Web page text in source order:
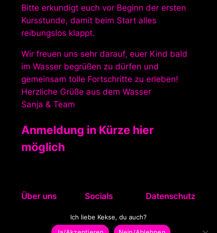
Bitte erkundigt euch vor Beginn der ersten
Kursstunde, damit beim Start alles
reibungslos klappt.
Wir freuen uns sehr darauf, euer Kind bald
im Wasser begrüßen zu dürfen und
gemeinsam tolle Fortschritte zu erleben!
Herzliche Grüße aus dem Wasser
Sanja & Team
Anmeldung in Kürze hier
möglich
Über uns Socials
Facebook
Instagram
Datenschutz
Datenschutz
Ich liebe Kekse, du auch?